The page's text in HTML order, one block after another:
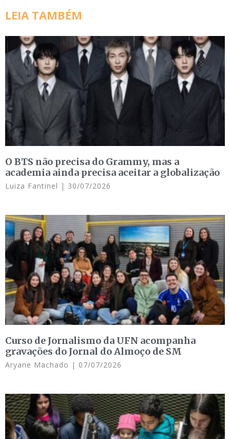
LEIA TAMBÉM
O BTS não precisa do Grammy, mas a
academia ainda precisa aceitar a globalização
Luiza Fantinel 30/07/2026
Curso de Jornalismo da UFN acompanha
gravações do Jornal do Almoço de SM
Aryane Machado 07/07/2026